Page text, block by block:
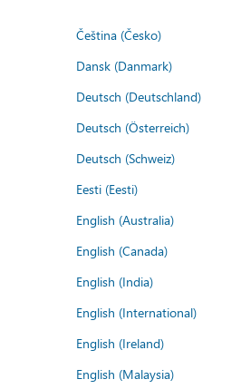
Čeština (Česko)
Dansk (Danmark)
Deutsch (Deutschland)
Deutsch (Österreich)
Deutsch (Schweiz)
Eesti (Eesti)
English (Australia)
English (Canada)
English (India)
English (International)
English (Ireland)
English (Malaysia)